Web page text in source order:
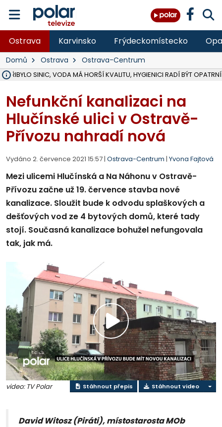
Ostrava Karvinsko Frýdeckomístecko
Domů Ostrava Ostrava-Centrum
PŘIBYLO SINIC, VODA MÁ HORŠÍ KVALITU, HYGIENICI RADÍ BÝT OPATRNÍ
Nefunkční kanalizaci na
Hlučínské ulici v Ostravě-
Přívozu nahradí nová
Vydáno 2. července 2021 15:57 | Ostrava-Centrum | Yvona Fajtová
Mezi ulicemi Hlučínská a Na Náhonu v Ostravě-
Přívozu začne už 19. července stavba nové
kanalizace. Sloužit bude k odvodu splaškových a
dešťových vod ze 4 bytových domů, které tady
stojí. Současná kanalizace bohužel nefungovala
tak, jak má.
Přehrát
video
video: TV Polar Stáhnout přepis Stáhnout video
David Witosz (Piráti), místostarosta MOb